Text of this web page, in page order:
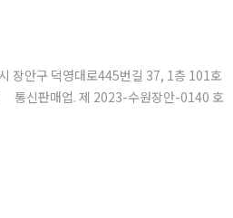
장안구 덕영대로445번길 37, 1층
신판매업. 제 2023-수원장안-0140 호